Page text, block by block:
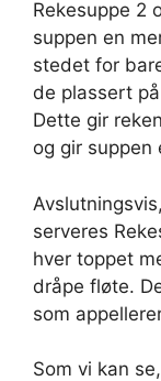
Rekesuppe 2
suppen en
stedet for
de plassert
Dette gir
og gir suppen
serveres
hver toppet
dråpe fløte.
som
Som vi kan